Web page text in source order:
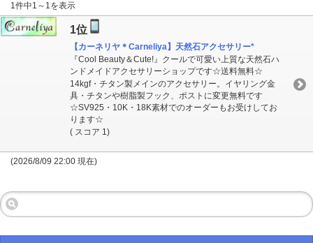
1件中1～1を表示
1位
【カーネリヤ＊Carneliya】天然石アクセサリー*
『Cool Beauty＆Cute!』クールで可愛い上質な天然石ハ
ンドメイドアクセサリーショップです☆送料無料☆
14kgf・チタン製メインのアクセサリー。イヤリング金
具・チタンや樹脂製フック、ポストに変更無料です
☆SV925・10K・18K素材でのオーダーもお受けしてお
ります☆
( スコア 1)
(2026/8/09 22:00 現在)